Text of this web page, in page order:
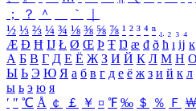
；
？ ＾ ｀
½ ⅓ ⅔ ¼ ¾ ⅛ ⅜ ⅝ ⅞ ¹ ² ³ ⁴ ⁿ ₁ ₂ ₃ ₄
Æ Ð Ħ Ĳ Ł Ø Œ Þ Ŧ Ŋ æ đ ð ħ ı ĳ ĸ
А Б В Г Д Е Ё Ж З И Й К Л М Н О
Ы Ь Э Ю Я а б в г д е ё ж з и й к л
ы ь э ю я
′ ″ ℃ Å ￠ ￡ ￥ ¤ ℉ ‰ ＄ ％ Ｆ ￦